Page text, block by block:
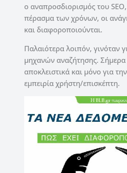
ο αναπροσδιορισμός του
πέρασμα των χρόνων, οι
και διαφοροποιούνται.
Παλαιότερα λοιπόν, γινόταν
μηχανών αναζήτησης.
αποκλειστικά και μόνο για
εμπειρία χρήστη/επισκέπτη.